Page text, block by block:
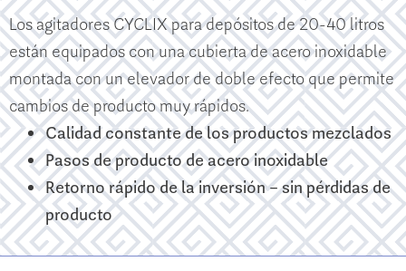
Los agitadores CYCLIX para depósitos de 20-40 litros
están equipados con una cubierta de acero inoxidable
montada con un elevador de doble efecto que permite
cambios de producto muy rápidos.
Calidad constante de los productos mezclados
Pasos de producto de acero inoxidable
Retorno rápido de la inversión – sin pérdidas de
producto